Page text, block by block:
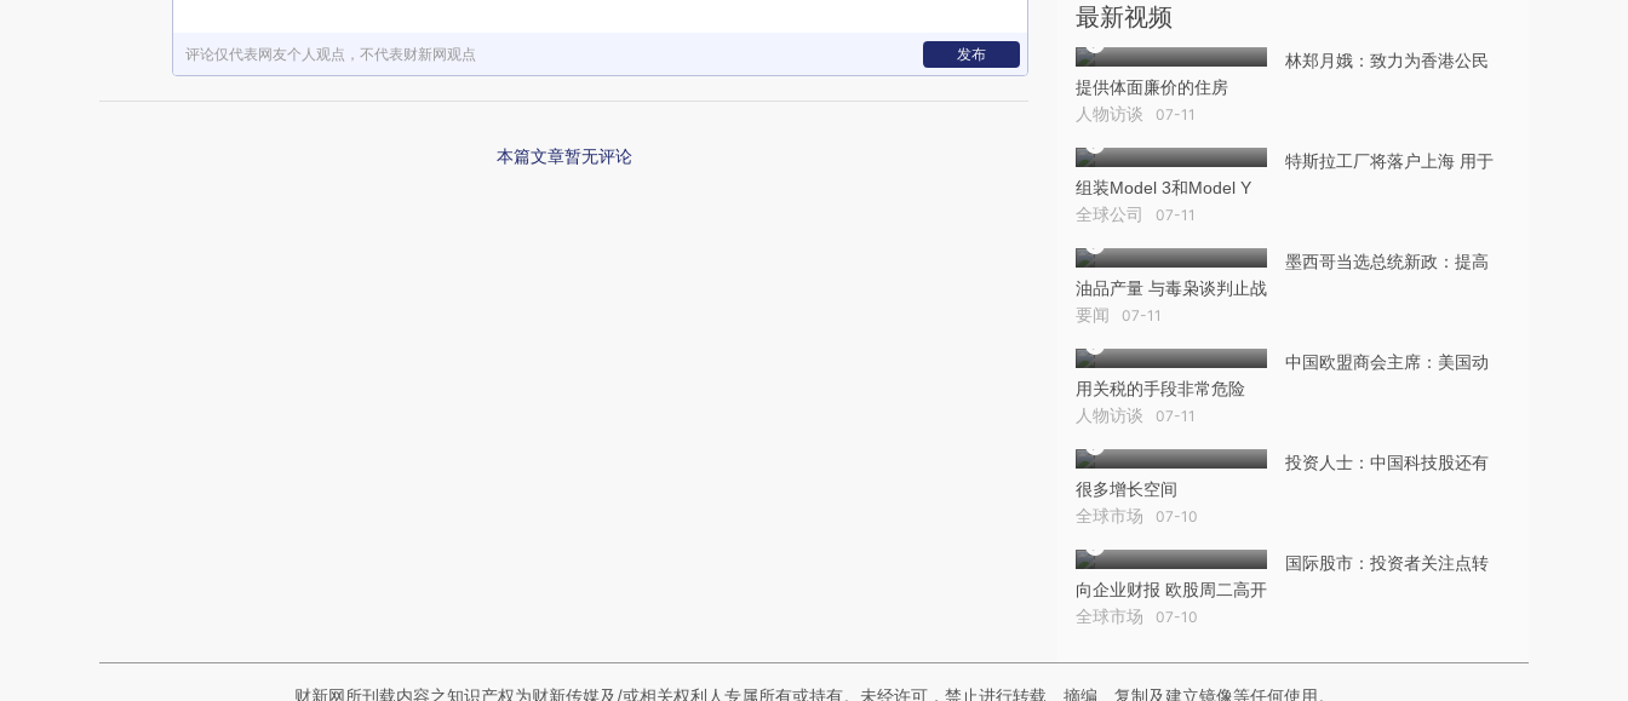
评论仅代表网友个人观点，不代表财新网观点 发布
本篇文章暂无评论
最新视频
林郑月娥：致力为香港公民
提供体面廉价的住房
人物访谈 07-11
特斯拉工厂将落户上海 用于
组装Model 3和Model Y
全球公司 07-11
墨西哥当选总统新政：提高
油品产量 与毒枭谈判止战
要闻 07-11
中国欧盟商会主席：美国动
用关税的手段非常危险
人物访谈 07-11
投资人士：中国科技股还有
很多增长空间
全球市场 07-10
国际股市：投资者关注点转
向企业财报 欧股周二高开
全球市场 07-10
财新网所刊载内容之知识产权为财新传媒及/或相关权利人专属所有或持有。未经许可，禁止进行转载、摘编、复制及建立镜像等任何使用。